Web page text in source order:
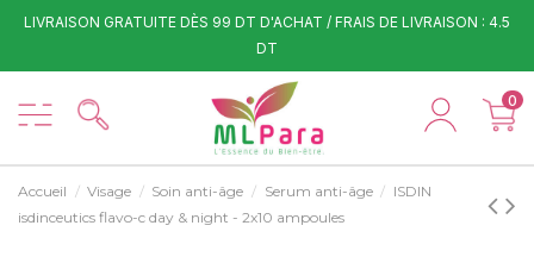
LIVRAISON GRATUITE DÈS 99 DT D'ACHAT / FRAIS DE LIVRAISON : 4.5
DT
0
Accueil Visage Soin anti-âge Serum anti-âge
ISDIN
isdinceutics flavo-c day & night - 2x10 ampoules